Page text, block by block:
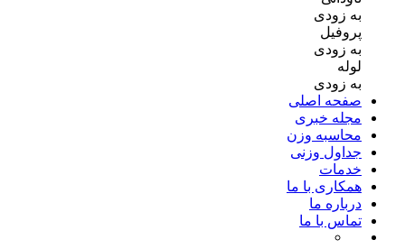
به زودی
پروفیل
به زودی
لوله
به زودی
صفحه اصلی
مجله خبری
محاسبه وزن
جداول وزنی
خدمات
همکاری با ما
درباره ما
تماس با ما